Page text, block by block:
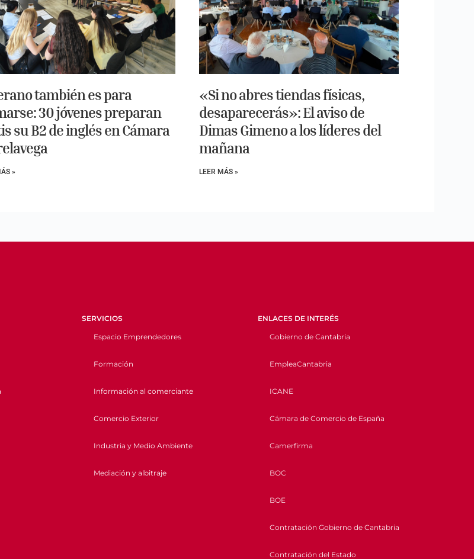
también es para
30 jóvenes preparan
su B2 de inglés en Cámara
»
«Si no abres tiendas físicas,
desaparecerás»: El aviso de
Dimas Gimeno a los líderes del
mañana
LEER MÁS »
SERVICIOS
Espacio Emprendedores
Formación
Información al comerciante
Comercio Exterior
Industria y Medio Ambiente
Mediación y albitraje
ENLACES DE INTERÉS
Gobierno de Cantabria
EmpleaCantabria
ICANE
Cámara de Comercio de España
Camerfirma
BOC
BOE
Contratación Gobierno de Cantabria
Contratación del Estado